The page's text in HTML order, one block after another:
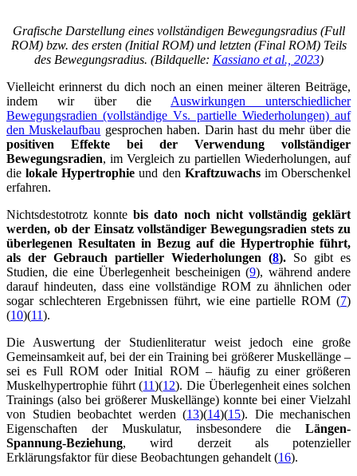
Grafische Darstellung eines vollständigen Bewegungsradius (Full
ROM) bzw. des ersten (Initial ROM) und letzten (Final ROM) Teils
des Bewegungsradius. (Bildquelle: Kassiano et al., 2023)
Vielleicht erinnerst du dich noch an einen meiner älteren Beiträge,
indem wir über die Auswirkungen unterschiedlicher
Bewegungsradien (vollständige Vs. partielle Wiederholungen) auf
den Muskelaufbau gesprochen haben. Darin hast du mehr über die
positiven Effekte bei der Verwendung vollständiger
Bewegungsradien, im Vergleich zu partiellen Wiederholungen, auf
dielokale Hypertrophieund den Kraftzuwachsim Oberschenkel
erfahren.
Nichtsdestotrotz konnte bis dato noch nicht vollständig geklärt
werden, ob der Einsatz vollständiger Bewegungsradien stets zu
überlegenen Resultaten in Bezug auf die Hypertrophie führt,
als der Gebrauch partieller Wiederholungen (8). So gibt es
Studien, die eine Überlegenheit bescheinigen (9), während andere
darauf hindeuten, dass eine vollständige ROM zu ähnlichen oder
sogar schlechteren Ergebnissen führt, wie eine partielle ROM (7)
(10)(11).
Die Auswertung der Studienliteratur weist jedoch eine große
Gemeinsamkeit auf, bei der ein Training bei größerer Muskellänge –
sei es Full ROM oder Initial ROM – häufig zu einer größeren
Muskelhypertrophie führt (11)(12). Die Überlegenheit eines solchen
Trainings (also bei größerer Muskellänge) konnte bei einer Vielzahl
von Studien beobachtet werden (13)(14)(15). Die mechanischen
Eigenschaften der Muskulatur, insbesondere die Längen-
Spannung-Beziehung, wird derzeit als potenzieller
Erklärungsfaktor für diese Beobachtungen gehandelt (16).